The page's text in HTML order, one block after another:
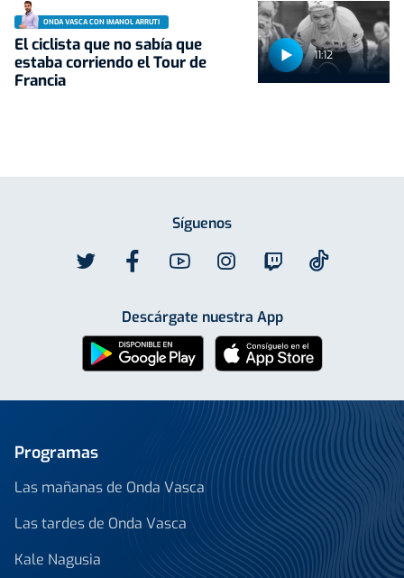
11:12
ONDA VASCA CON IMANOL ARRUTI
El ciclista que no sabía que
estaba corriendo el Tour de
Francia
Síguenos
Descárgate nuestra App
Programas
Las mañanas de Onda Vasca
Las tardes de Onda Vasca
Kale Nagusia